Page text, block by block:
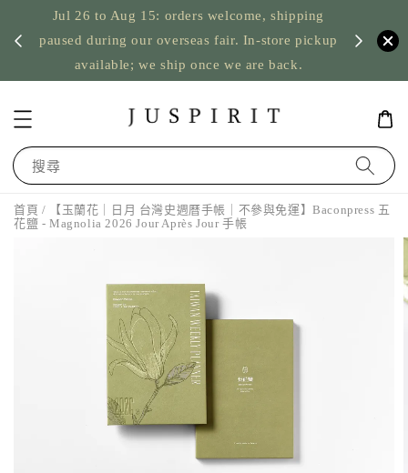
Jul 26 to Aug 15: orders welcome, shipping
paused during our overseas fair. In-store pickup
available; we ship once we are back.
US
搜尋
首頁 / 【玉蘭花｜日月 台灣史週曆手帳｜不參與免運】Baconpress 五
花鹽 - Magnolia 2026 Jour Après Jour 手帳